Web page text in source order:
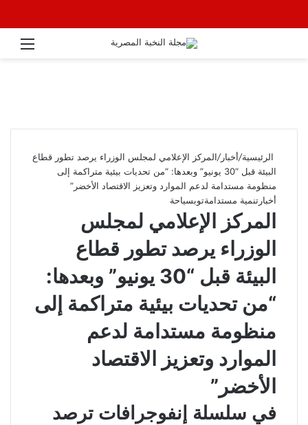
الرئيسية/أخبار/المركز الإعلامي لمجلس الوزراء يرصد تطور قطاع
البيئة قبل “30 يونيو” وبعدها: “من تحديات بيئية متراكمة إلى
منظومة مستدامة لدعم الموارد وتعزيز الاقتصاد الأخضر”
أخبار تنمية مستدامةتوبسياحة
المركز الإعلامي لمجلس
الوزراء يرصد تطور قطاع
البيئة قبل “30 يونيو” وبعدها:
“من تحديات بيئية متراكمة إلى
منظومة مستدامة لدعم
الموارد وتعزيز الاقتصاد
الأخضر”
في سلسلة إنفوجرافات ترصد